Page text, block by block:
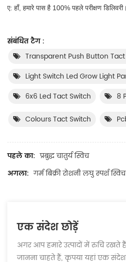
ए: हाँ, हमारे पास है 100% पहले परीक्षण डिलिवरी।
संबंधित टैग :
Transparent Push Button
Light Switch Led Grow Light
6x6 Led Tact Switch
8
Colours Tact Switch
पहले का: प्रबुद्ध चातुर्य स्विच
अगला: गर्म बिक्री रोशनी लघु स्पर्श स्विच
एक संदेश छोड़ें
अगर आप हमारे उत्पादों में रुचि
जानना चाहते हैं, कृपया यहां एक